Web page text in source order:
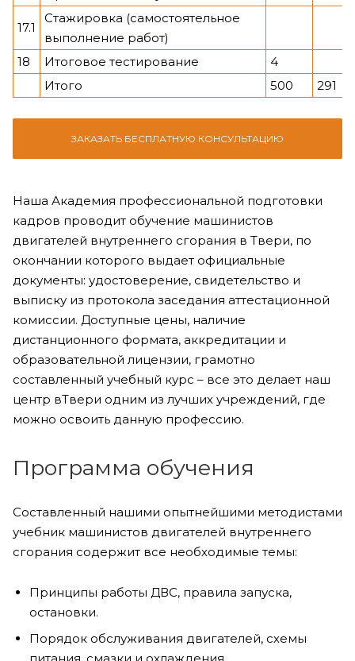
17.1
Стажировка (самостоятельное
выполнение работ)
18
Итоговое тестирование
4
Итого
500 291
ЗАКАЗАТЬ БЕСПЛАТНУЮ КОНСУЛЬТАЦИЮ
Наша Академия профессиональной подготовки
кадров проводит обучение машинистов
двигателей внутреннего сгорания в Твери, по
окончании которого выдает официальные
документы: удостоверение, свидетельство и
выписку из протокола заседания аттестационной
комиссии. Доступные цены, наличие
дистанционного формата, аккредитации и
образовательной лицензии, грамотно
составленный учебный курс – все это делает наш
центр вТвери одним из лучших учреждений, где
можно освоить данную профессию.
Программа обучения
Составленный нашими опытнейшими методистами
учебник машинистов двигателей внутреннего
сгорания содержит все необходимые темы:
Принципы работы ДВС, правила запуска,
остановки.
Порядок обслуживания двигателей, схемы